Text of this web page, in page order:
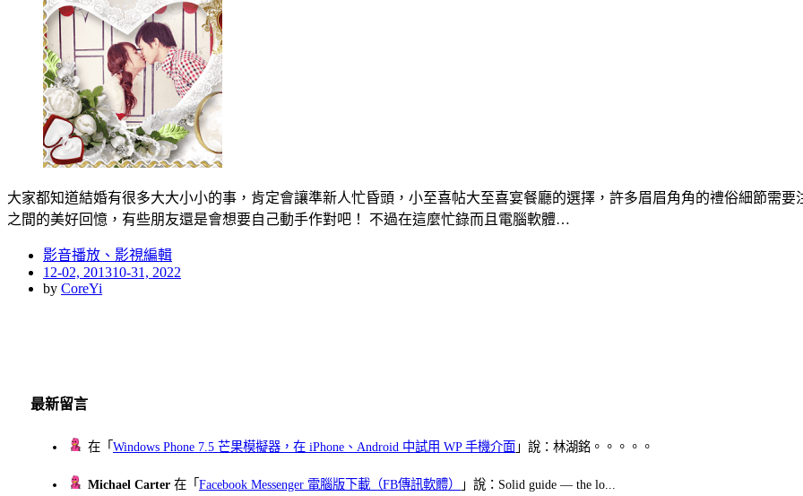
大家都知道結婚有很多大大小小的事，肯定會讓準新人忙昏頭，小至喜帖大至喜宴餐廳的選擇，許多眉眉角角的禮俗細節需
之間的美好回憶，有些朋友還是會想要自己動手作對吧！ 不過在這麼忙錄而且電腦軟體…
影音播放、影視編輯
Posted
on
12-02, 201310-31, 2022
by CoreYi
最新留言
在「Windows Phone 7.5 芒果模擬器，在 iPhone、Android 中試用 WP 手機介面 」說：林湖銘。。。。。
Michael Carter 在「Facebook Messenger 電腦版下載（FB傳訊軟體） 」說：Solid guide — the lo...